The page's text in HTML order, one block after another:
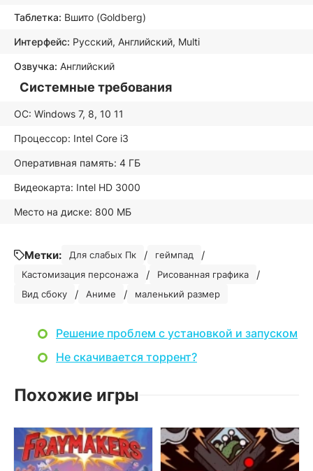
Таблетка: Вшито (Goldberg)
Интерфейс: Русский, Английский, Multi
Озвучка: Английский
Системные требования
ОС: Windows 7, 8, 10 11
Процессор: Intel Core i3
Оперативная память: 4 ГБ
Видеокарта: Intel HD 3000
Место на диске: 800 МБ
Метки: Для слабых Пк / геймпад /
Кастомизация персонажа / Рисованная графика /
Вид сбоку / Аниме / маленький размер
Решение проблем с установкой и запуском
Не скачивается торрент?
Похожие игры